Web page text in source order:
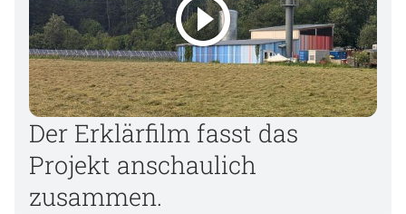
Der Erklärfilm fasst das
Projekt anschaulich
zusammen.